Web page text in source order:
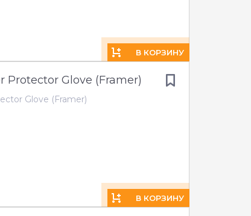
В КОРЗИНУ
Protector Glove (Framer)
Glove (Framer)
В КОРЗИНУ